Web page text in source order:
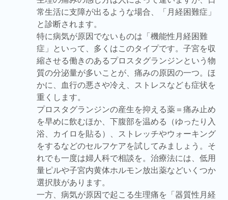
常生活に支障が出るような場合、「月経困難症」
と診断されます。
特に病気が原因でないものは「機能性月経困難
症」といって、多くはこのタイプです。子宮を収
縮させる働きのあるプロスタグランジンという物
質の分泌量が多いことが、痛みの原因の一つ。ほ
かに、血行の悪さや冷え、ストレスなども症状を
重くします。
プロスタグランジンの産生を抑える薬＝痛み止め
を早めに飲むほか、下腹部を温める（ゆったり入
浴、カイロを貼る）、ストレッチやウォーキング
をするなどのセルフケアを試してみましょう。そ
れでも一度は婦人科で相談を。治療法には、低用
量ピルや子宮内黄体ホルモン放出薬などいくつか
選択肢があります。
一方、病気が原因で起こる生理痛を「器質性月経